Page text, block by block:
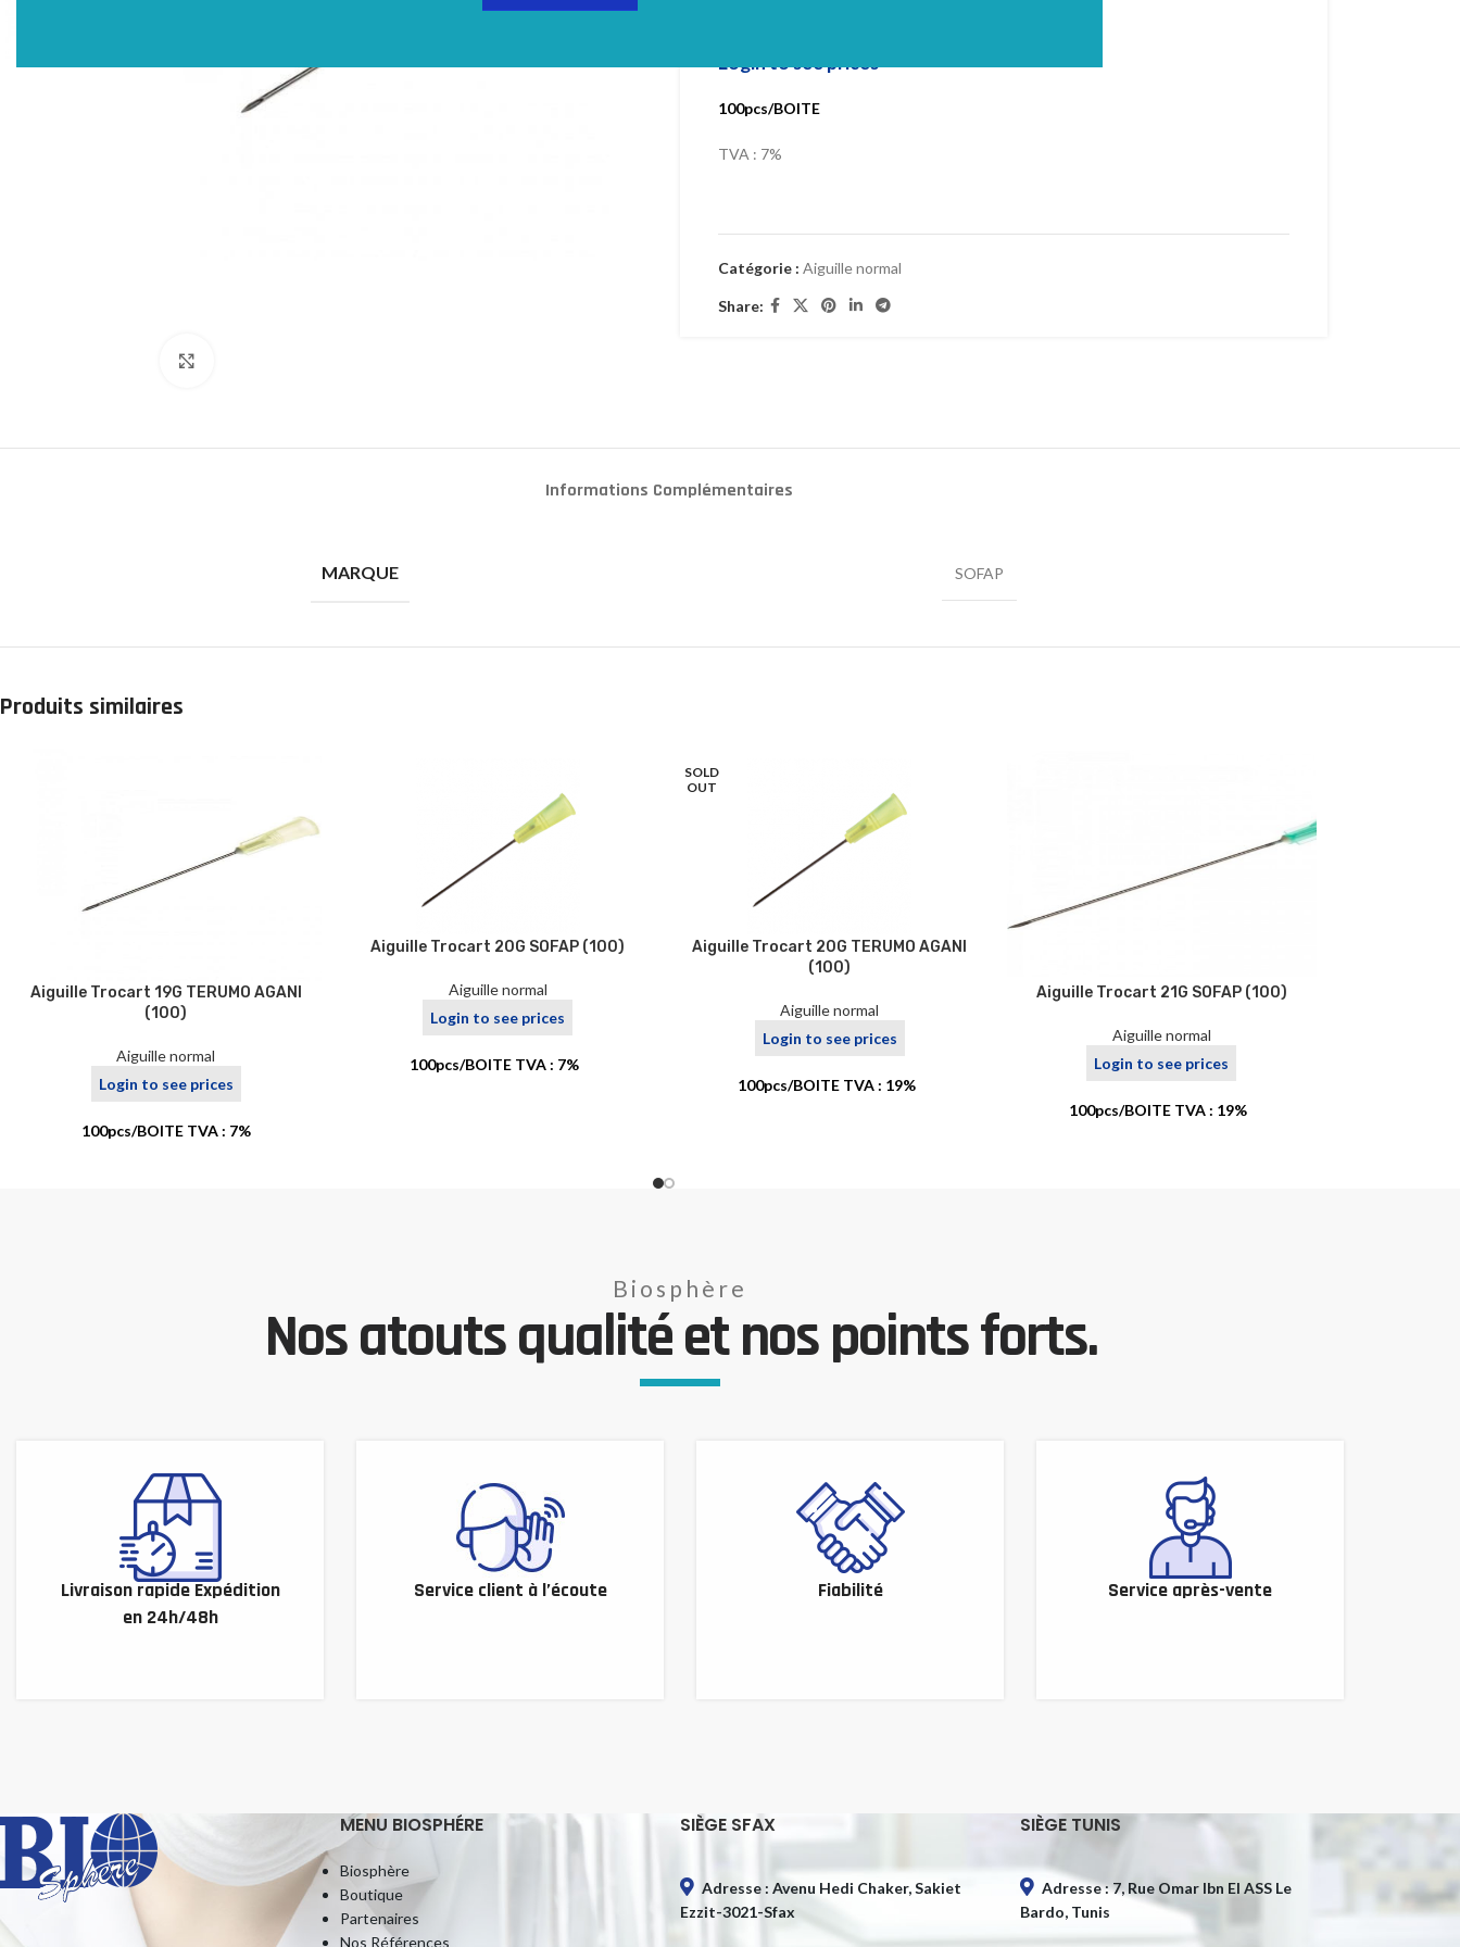
Login to see prices
100pcs/BOITE
TVA : 7%
Catégorie : Aiguille normal
Share:
Informations Complémentaires
MARQUE SOFAP
Produits similaires
Aiguille Trocart 19G TERUMO AGANI
(100)
Aiguille normal
Login to see prices
100pcs/BOITE TVA : 7%
Aiguille Trocart 20G SOFAP (100)
Aiguille normal
Login to see prices
100pcs/BOITE TVA : 7%
SOLD
OUT
Aiguille Trocart 20G TERUMO AGANI
(100)
Aiguille normal
Login to see prices
100pcs/BOITE TVA : 19%
Aiguille Trocart 21G SOFAP (100)
Aiguille normal
Login to see prices
100pcs/BOITE TVA : 19%
Biosphère
Nos atouts qualité et nos points forts.
Livraison rapide Expédition
en 24h/48h
Service client à l’écoute Fiabilité Service après-vente
MENU BIOSPHÉRE
Biosphère
Boutique
Partenaires
Nos Références
SIÈGE SFAX
Adresse : Avenu Hedi Chaker, Sakiet
Ezzit-3021-Sfax
SIÈGE TUNIS
Adresse : 7, Rue Omar Ibn El ASS Le
Bardo, Tunis